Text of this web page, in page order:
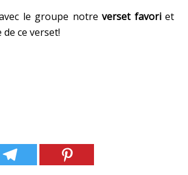
le groupe notre verset favoriet
de ce verset!